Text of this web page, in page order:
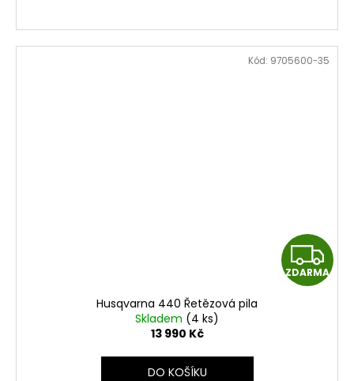
A
Z
D
ZDARMA
Husqvarna 440 Řetězová pila
Skladem (4 ks)
13 990 Kč
DO KOŠÍKU
Kód: 9705600-35